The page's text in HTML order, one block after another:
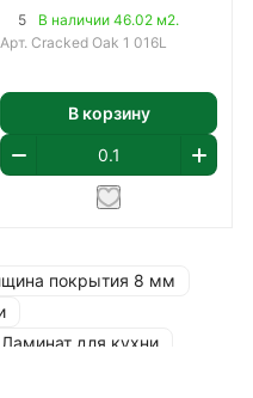
5
В наличии 46.02 м2.
Арт. Cracked Oak 1 016L
В корзину
покрытия 8 мм
Ламинат для кухни